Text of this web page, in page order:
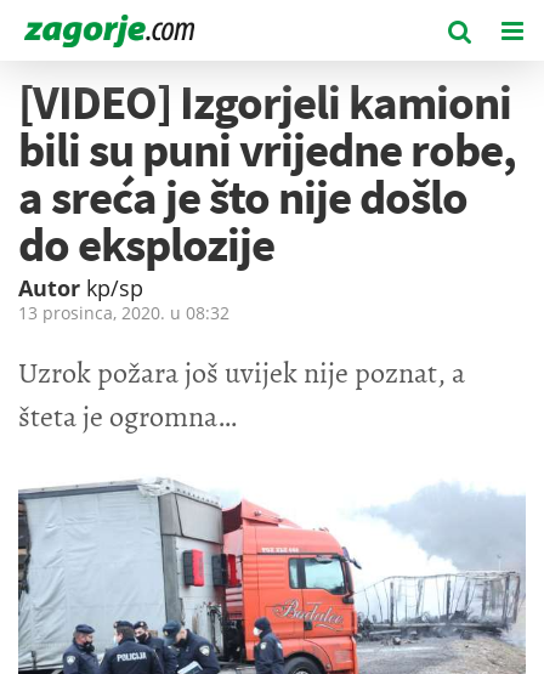
[VIDEO] Izgorjeli kamioni
bili su puni vrijedne robe,
a sreća je što nije došlo
do eksplozije
Autor kp/sp
13 prosinca, 2020. u 08:32
Uzrok požara još uvijek nije poznat, a
šteta je ogromna